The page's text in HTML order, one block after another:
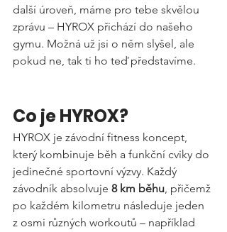
další úroveň, máme pro tebe skvělou
zprávu – HYROX přichází do našeho
gymu. Možná už jsi o něm slyšel, ale
pokud ne, tak ti ho teď představíme.
Co je HYROX?
HYROX je závodní fitness koncept,
který kombinuje běh a funkční cviky do
jedinečné sportovní výzvy. Každý
závodník absolvuje 8 km běhu, přičemž
po každém kilometru následuje jeden
z osmi různých workoutů – například